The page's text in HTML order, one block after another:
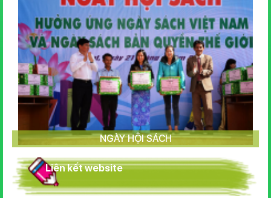
NGÀY HỘI SÁCH
Liên kết website